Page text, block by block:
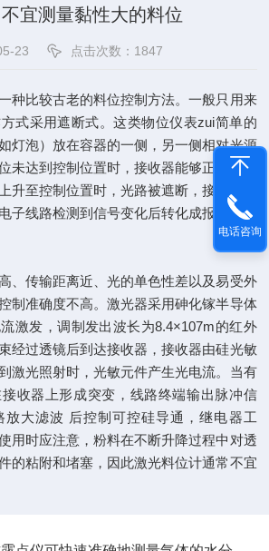
宜测量黏性大的料位
23 点击次数：1847
种比较古老的料位控制方法。一般只用来
式采用遮断式。这类物位仪表zui简单的
灯泡）放在容器的一侧，另一侧相对光源
未达到控制位置时，接收器能够正常接收
升至控制位置时，光路被遮断，接收器接
子线路检测到信号变化后转化成报警信号
、传输距离近、光的单色性差以及易受外
制准确度不高。激光器采用砷化镓半导体
激发，调制发出波长为8.4×107m的红外
经过透镜后到达接收器，接收器由硅光敏
激光照射时，光敏元件产生光电流。当有
收器上形成突变，线路终端输出脉冲信
放大滤波 后控制可控硅导通，继电器工
用时应注意，粉料在不断升降过程中对透
的粘附和堵塞，因此激光料位计通常不宜
电话咨询